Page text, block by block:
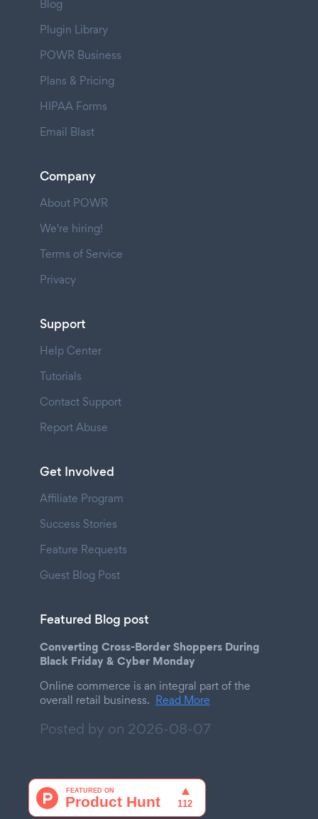
Blog
Plugin Library
POWR Business
Plans & Pricing
HIPAA Forms
Email Blast
Company
About POWR
We're hiring!
Terms of Service
Privacy
Support
Help Center
Tutorials
Contact Support
Report Abuse
Get Involved
Affiliate Program
Success Stories
Feature Requests
Guest Blog Post
Featured Blog post
Converting Cross-Border Shoppers During
Black Friday & Cyber Monday
Online commerce is an integral part of the
overall retail business. Read More
Posted by on 2026-08-07